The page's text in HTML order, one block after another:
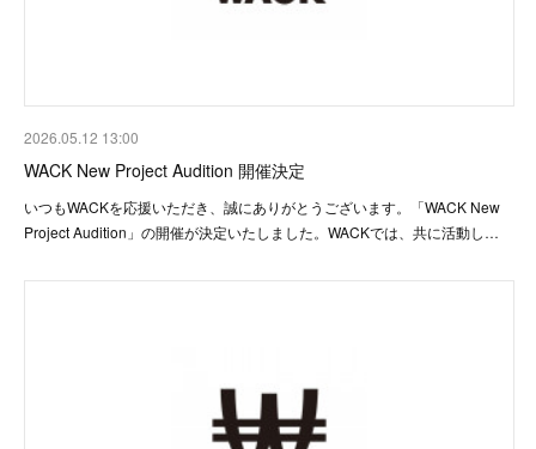
2026.05.12 13:00
WACK New Project Audition 開催決定
いつもWACKを応援いただき、誠にありがとうございます。「WACK New
Project Audition」の開催が決定いたしました。WACKでは、共に活動し…